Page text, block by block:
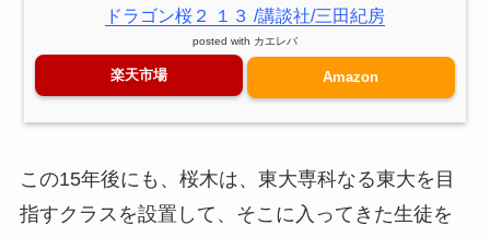
ドラゴン桜２ １３ /講談社/三田紀房
posted with カエレバ
楽天市場 Amazon
この15年後にも、桜木は、東大専科なる東大を目
指すクラスを設置して、そこに入ってきた生徒を